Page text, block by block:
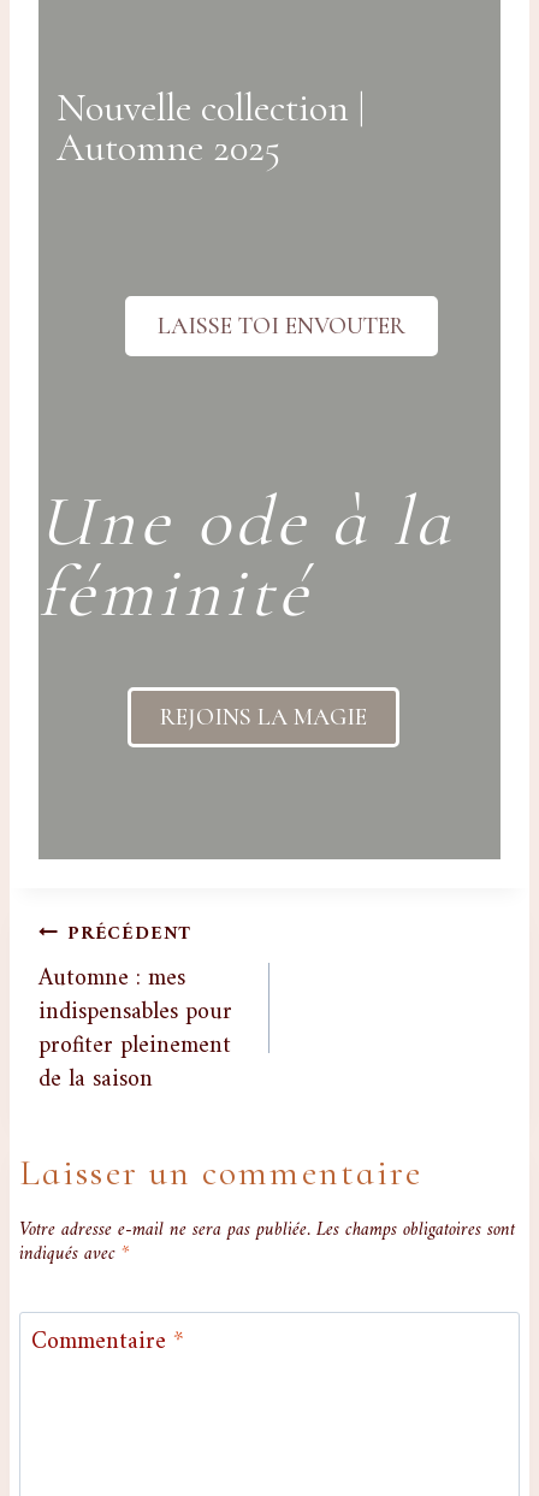
Nouvelle collection |
Automne 2025
LAISSE TOI ENVOUTER
Une ode à la
féminité
REJOINS LA MAGIE
PRÉCÉDENT
Automne : mes
indispensables pour
profiter pleinement
de la saison
Laisser un commentaire
Votre adresse e-mail ne sera pas publiée.Les champs obligatoires sont
indiqués avec*
Commentaire *